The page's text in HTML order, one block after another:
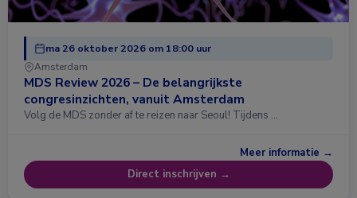
ma 26 oktober 2026 om 18:00 uur
Amsterdam
MDS Review 2026 – De belangrijkste
congresinzichten, vanuit Amsterdam
Volg de MDS zonder af te reizen naar Seoul! Tijdens …
Meer informatie →
Direct inschrijven →